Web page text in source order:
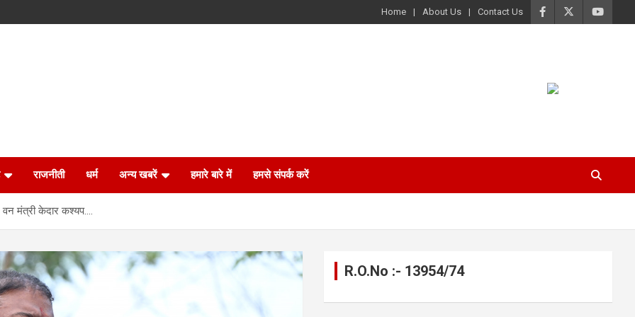
Home About Us Contact Us
राजनीती धर्म अन्य खबरें हमारे बारे में हमसे संपर्क करें
वन मंत्री केदार कश्यप….
R.O.No :- 13954/74